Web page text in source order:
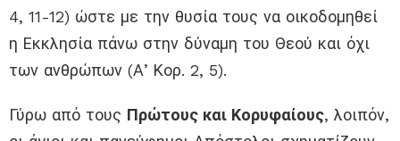
4, 11-12) ώστε με την θυσία τους να οικοδομηθεί
η Εκκλησία πάνω στην δύναμη του Θεού και όχι
των ανθρώπων (Α’ Κορ. 2, 5).
Γύρω από τους Πρώτους και Κορυφαίους, λοιπόν,